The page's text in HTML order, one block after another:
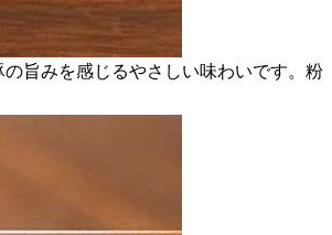
旨みを感じるやさしい味わいです。粉